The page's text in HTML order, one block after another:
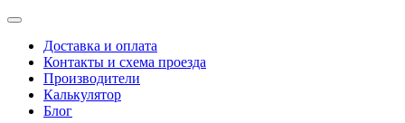
Доставка и оплата
Контакты и схема проезда
Производители
Калькулятор
Блог